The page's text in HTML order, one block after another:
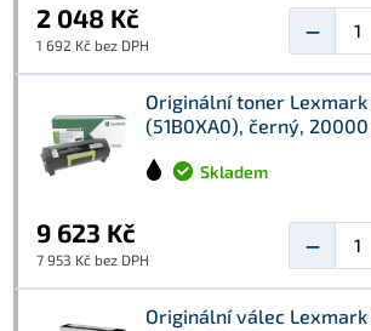
2 048 Kč
1 692 Kč bez DPH −
Originální toner Lexmark
(51B0XA0), černý,
Skladem
9 623 Kč
7 953 Kč bez DPH −
Originální válec Lexmark